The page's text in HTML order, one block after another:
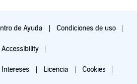
de Ayuda Condiciones de uso
Accessibility
Licencia Cookies